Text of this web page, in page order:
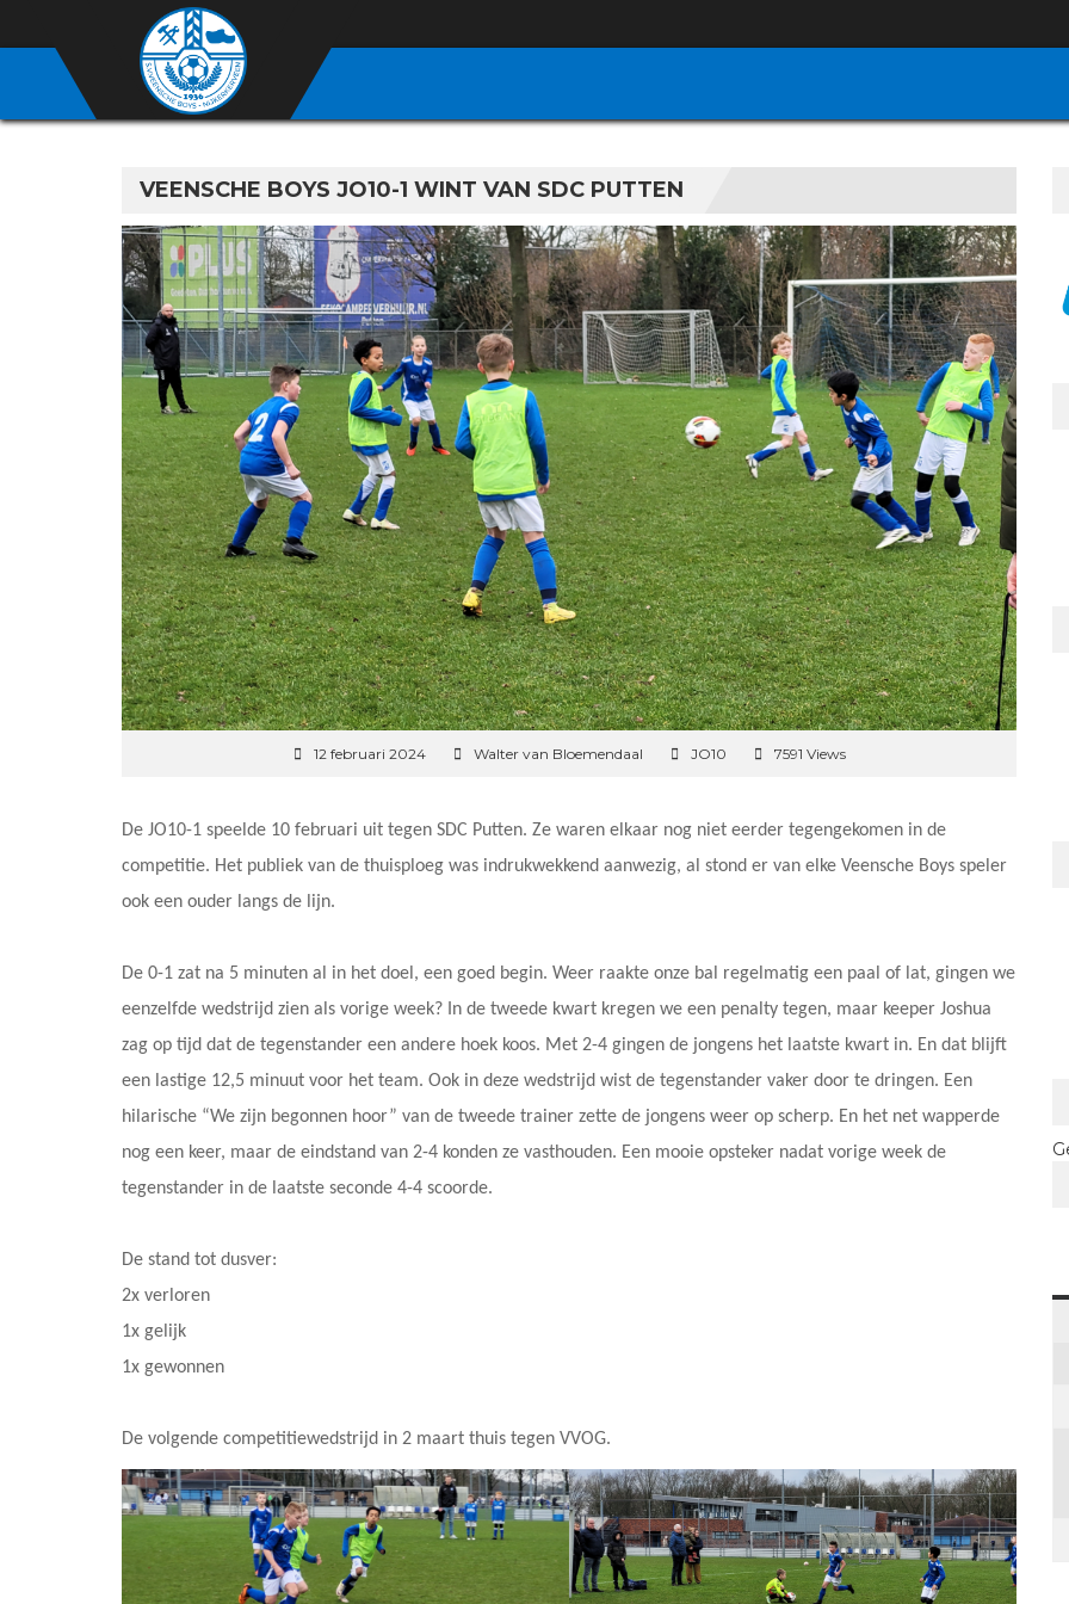
VEENSCHE BOYS JO10-1 WINT VAN SDC PUTTEN
12 februari 2024 Walter van Bloemendaal JO10 7591 Views
De JO10-1 speelde 10 februari uit tegen SDC Putten. Ze waren elkaar nog niet eerder tegengekomen in de
competitie. Het publiek van de thuisploeg was indrukwekkend aanwezig, al stond er van elke Veensche Boys speler
ook een ouder langs de lijn.
De 0-1 zat na 5 minuten al in het doel, een goed begin. Weer raakte onze bal regelmatig een paal of lat, gingen we
eenzelfde wedstrijd zien als vorige week? In de tweede kwart kregen we een penalty tegen, maar keeper Joshua
zag op tijd dat de tegenstander een andere hoek koos. Met 2-4 gingen de jongens het laatste kwart in. En dat blijft
een lastige 12,5 minuut voor het team. Ook in deze wedstrijd wist de tegenstander vaker door te dringen. Een
hilarische “We zijn begonnen hoor” van de tweede trainer zette de jongens weer op scherp. En het net wapperde
nog een keer, maar de eindstand van 2-4 konden ze vasthouden. Een mooie opsteker nadat vorige week de
tegenstander in de laatste seconde 4-4 scoorde.
De stand tot dusver:
2x verloren
1x gelijk
1x gewonnen
De volgende competitiewedstrijd in 2 maart thuis tegen VVOG.